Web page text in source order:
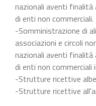
nazionali aventi finalità
di enti non commerciali.
-Somministrazione di
associazioni e circoli
nazionali aventi finalità
di enti non
-Strutture ricettive
-Strutture ricettive